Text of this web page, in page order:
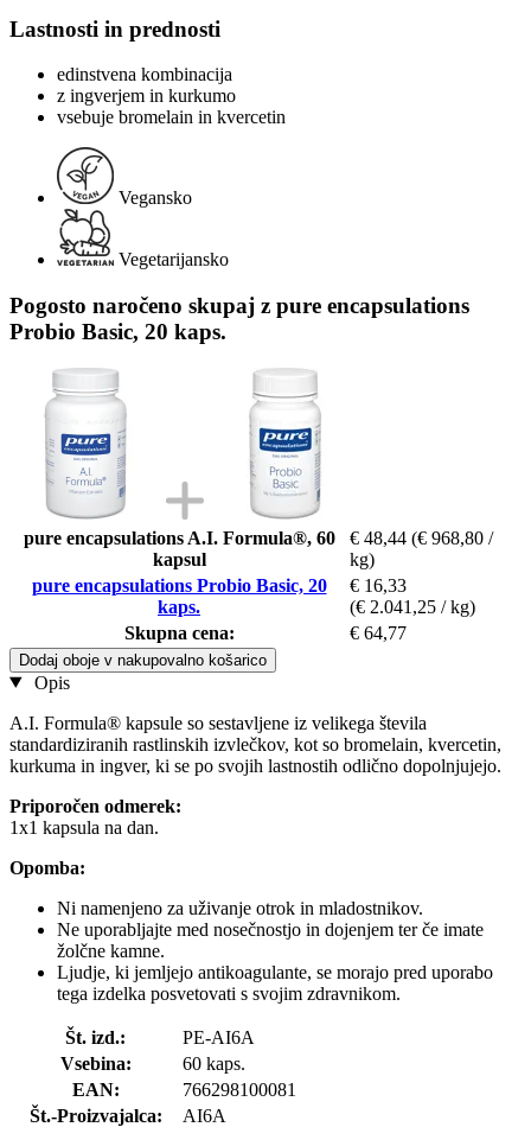
Lastnosti in prednosti
edinstvena kombinacija
z ingverjem in kurkumo
vsebuje bromelain in kvercetin
Vegansko
Vegetarijansko
Pogosto naročeno skupaj z pure encapsulations
Probio Basic, 20 kaps.
pure encapsulations A.I. Formula®, 60
kapsul
€ 48,44 (€ 968,80 /
kg)
pure encapsulations Probio Basic, 20
kaps.
€ 16,33
(€ 2.041,25 / kg)
Skupna cena:
€ 64,77
Dodaj oboje v nakupovalno košarico
Opis
A.I. Formula® kapsule so sestavljene iz velikega števila
standardiziranih rastlinskih izvlečkov, kot so bromelain, kvercetin,
kurkuma in ingver, ki se po svojih lastnostih odlično dopolnjujejo.
Priporočen odmerek:
1x1 kapsula na dan.
Opomba:
Ni namenjeno za uživanje otrok in mladostnikov.
Ne uporabljajte med nosečnostjo in dojenjem ter če imate
žolčne kamne.
Ljudje, ki jemljejo antikoagulante, se morajo pred uporabo
tega izdelka posvetovati s svojim zdravnikom.
Št. izd.:
PE-AI6A
Vsebina:
60 kaps.
EAN:
766298100081
Št.-Proizvajalca:
AI6A